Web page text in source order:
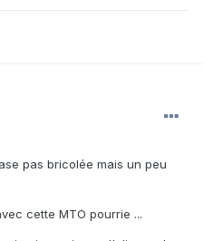
pas bricolée mais un peu
cette MTO pourrie ...